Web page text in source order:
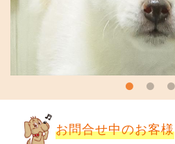
お問合せ中のお客様